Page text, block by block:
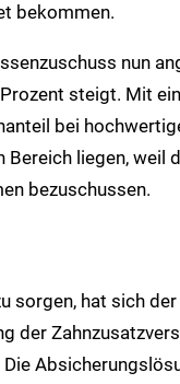
bekommen.
nun
steigt. Mit
bei
liegen, weil
bezuschussen.
sorgen, hat sich
der